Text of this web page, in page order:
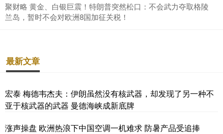
聚财略 黄金、白银巨震！特朗普突然松口：不会武力夺取格陵
兰岛，暂时不会对欧洲8国加征关税！
最新文章
宏泰 梅德韦杰夫：伊朗虽然没有核武器，却发现了另一种不
亚于核武器的武器 曼德海峡成新底牌
涨声操盘 欧洲热浪下中国空调一机难求 防暑产品受追捧